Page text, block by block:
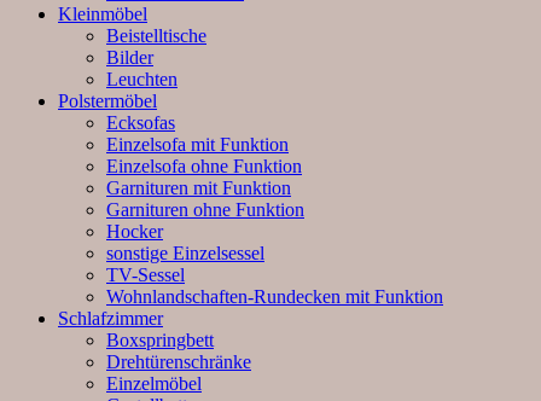
Kleinmöbel
Beistelltische
Bilder
Leuchten
Polstermöbel
Ecksofas
Einzelsofa mit Funktion
Einzelsofa ohne Funktion
Garnituren mit Funktion
Garnituren ohne Funktion
Hocker
sonstige Einzelsessel
TV-Sessel
Wohnlandschaften-Rundecken mit Funktion
Schlafzimmer
Boxspringbett
Drehtürenschränke
Einzelmöbel